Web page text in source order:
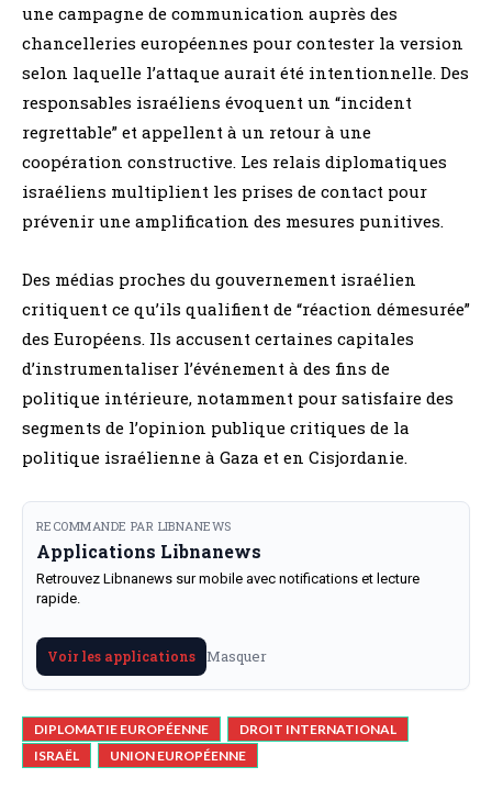
une campagne de communication auprès des
chancelleries européennes pour contester la version
selon laquelle l’attaque aurait été intentionnelle. Des
responsables israéliens évoquent un “incident
regrettable” et appellent à un retour à une
coopération constructive. Les relais diplomatiques
israéliens multiplient les prises de contact pour
prévenir une amplification des mesures punitives.
Des médias proches du gouvernement israélien
critiquent ce qu’ils qualifient de “réaction démesurée”
des Européens. Ils accusent certaines capitales
d’instrumentaliser l’événement à des fins de
politique intérieure, notamment pour satisfaire des
segments de l’opinion publique critiques de la
politique israélienne à Gaza et en Cisjordanie.
RECOMMANDE PAR LIBNANEWS
Applications Libnanews
Retrouvez Libnanews sur mobile avec notifications et lecture
rapide.
Voir les applications Masquer
DIPLOMATIE EUROPÉENNE
DROIT INTERNATIONAL
ISRAËL
UNION EUROPÉENNE